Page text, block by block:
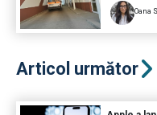
Oana
Articol următor